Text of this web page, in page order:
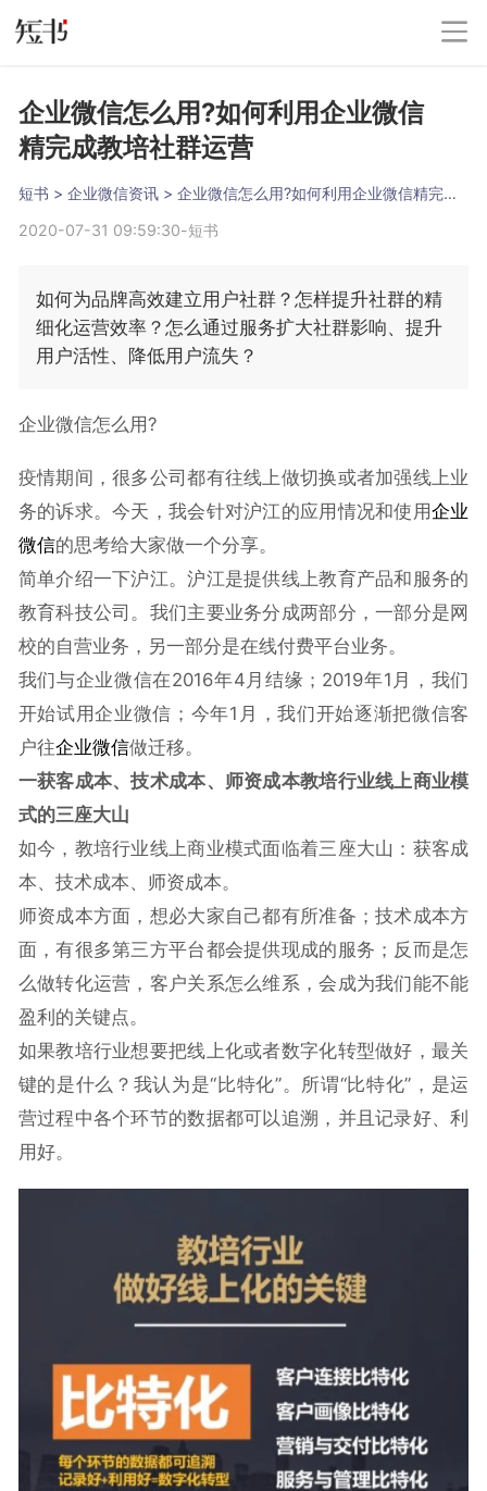
企业微信怎么用?如何利用企业微信
精完成教培社群运营
短书 > 企业微信资讯 >
企业微信怎么用?如何利用企业微信精完成教培社群运营
2020-07-31 09:59:30-短书
​​如何为品牌高效建立用户社群？怎样提升社群的精
细化运营效率？怎么通过服务扩大社群影响、提升
用户活性、降低用户流失？
企业微信怎么用?
疫情期间，很多公司都有往线上做切换或者加强线上业
务的诉求。今天，我会针对沪江的应用情况和使用企业
微信的思考给大家做一个分享。
简单介绍一下沪江。沪江是提供线上教育产品和服务的
教育科技公司。我们主要业务分成两部分，一部分是网
校的自营业务，另一部分是在线付费平台业务。
我们与企业微信在2016年4月结缘；2019年1月，我们
开始试用企业微信；今年1月，我们开始逐渐把微信客
户往企业微信做迁移。
一获客成本、技术成本、师资成本教培行业线上商业模
式的三座大山
如今，教培行业线上商业模式面临着三座大山：获客成
本、技术成本、师资成本。
师资成本方面，想必大家自己都有所准备；技术成本方
面，有很多第三方平台都会提供现成的服务；反而是怎
么做转化运营，客户关系怎么维系，会成为我们能不能
盈利的关键点。
如果教培行业想要把线上化或者数字化转型做好，最关
键的是什么？我认为是“比特化”。所谓“比特化”，是运
营过程中各个环节的数据都可以追溯，并且记录好、利
用好。